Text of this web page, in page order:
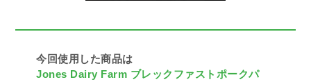
今回使用した商品は
Jones Dairy Farm ブレックファストポークパ